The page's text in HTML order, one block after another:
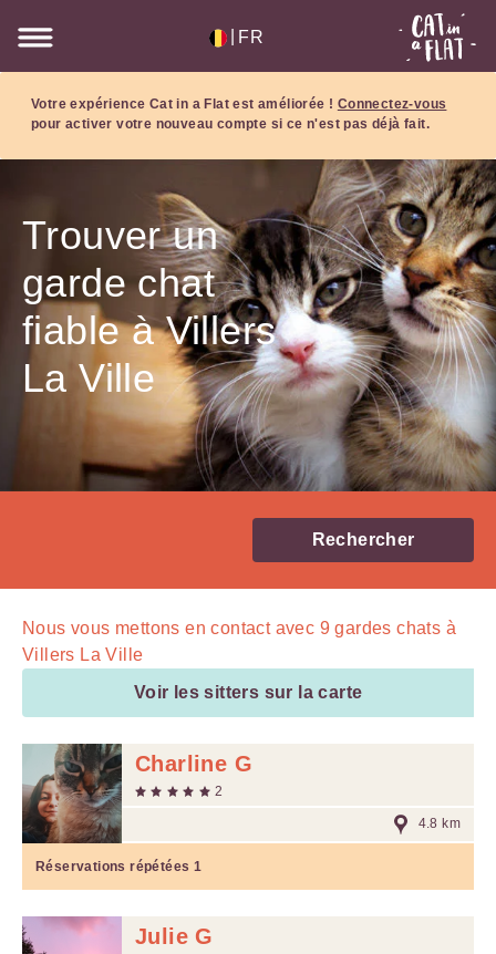
FR
Votre expérience Cat in a Flat est améliorée ! Connectez-vous
pour activer votre nouveau compte si ce n'est pas déjà fait.
Trouver un
garde chat
fiable à Villers
La Ville
Rechercher
Nous vous mettons en contact avec 9 gardes chats à
Villers La Ville
Voir les sitters sur la carte
Charline G
2
4.8 km
Réservations répétées 1
Julie G